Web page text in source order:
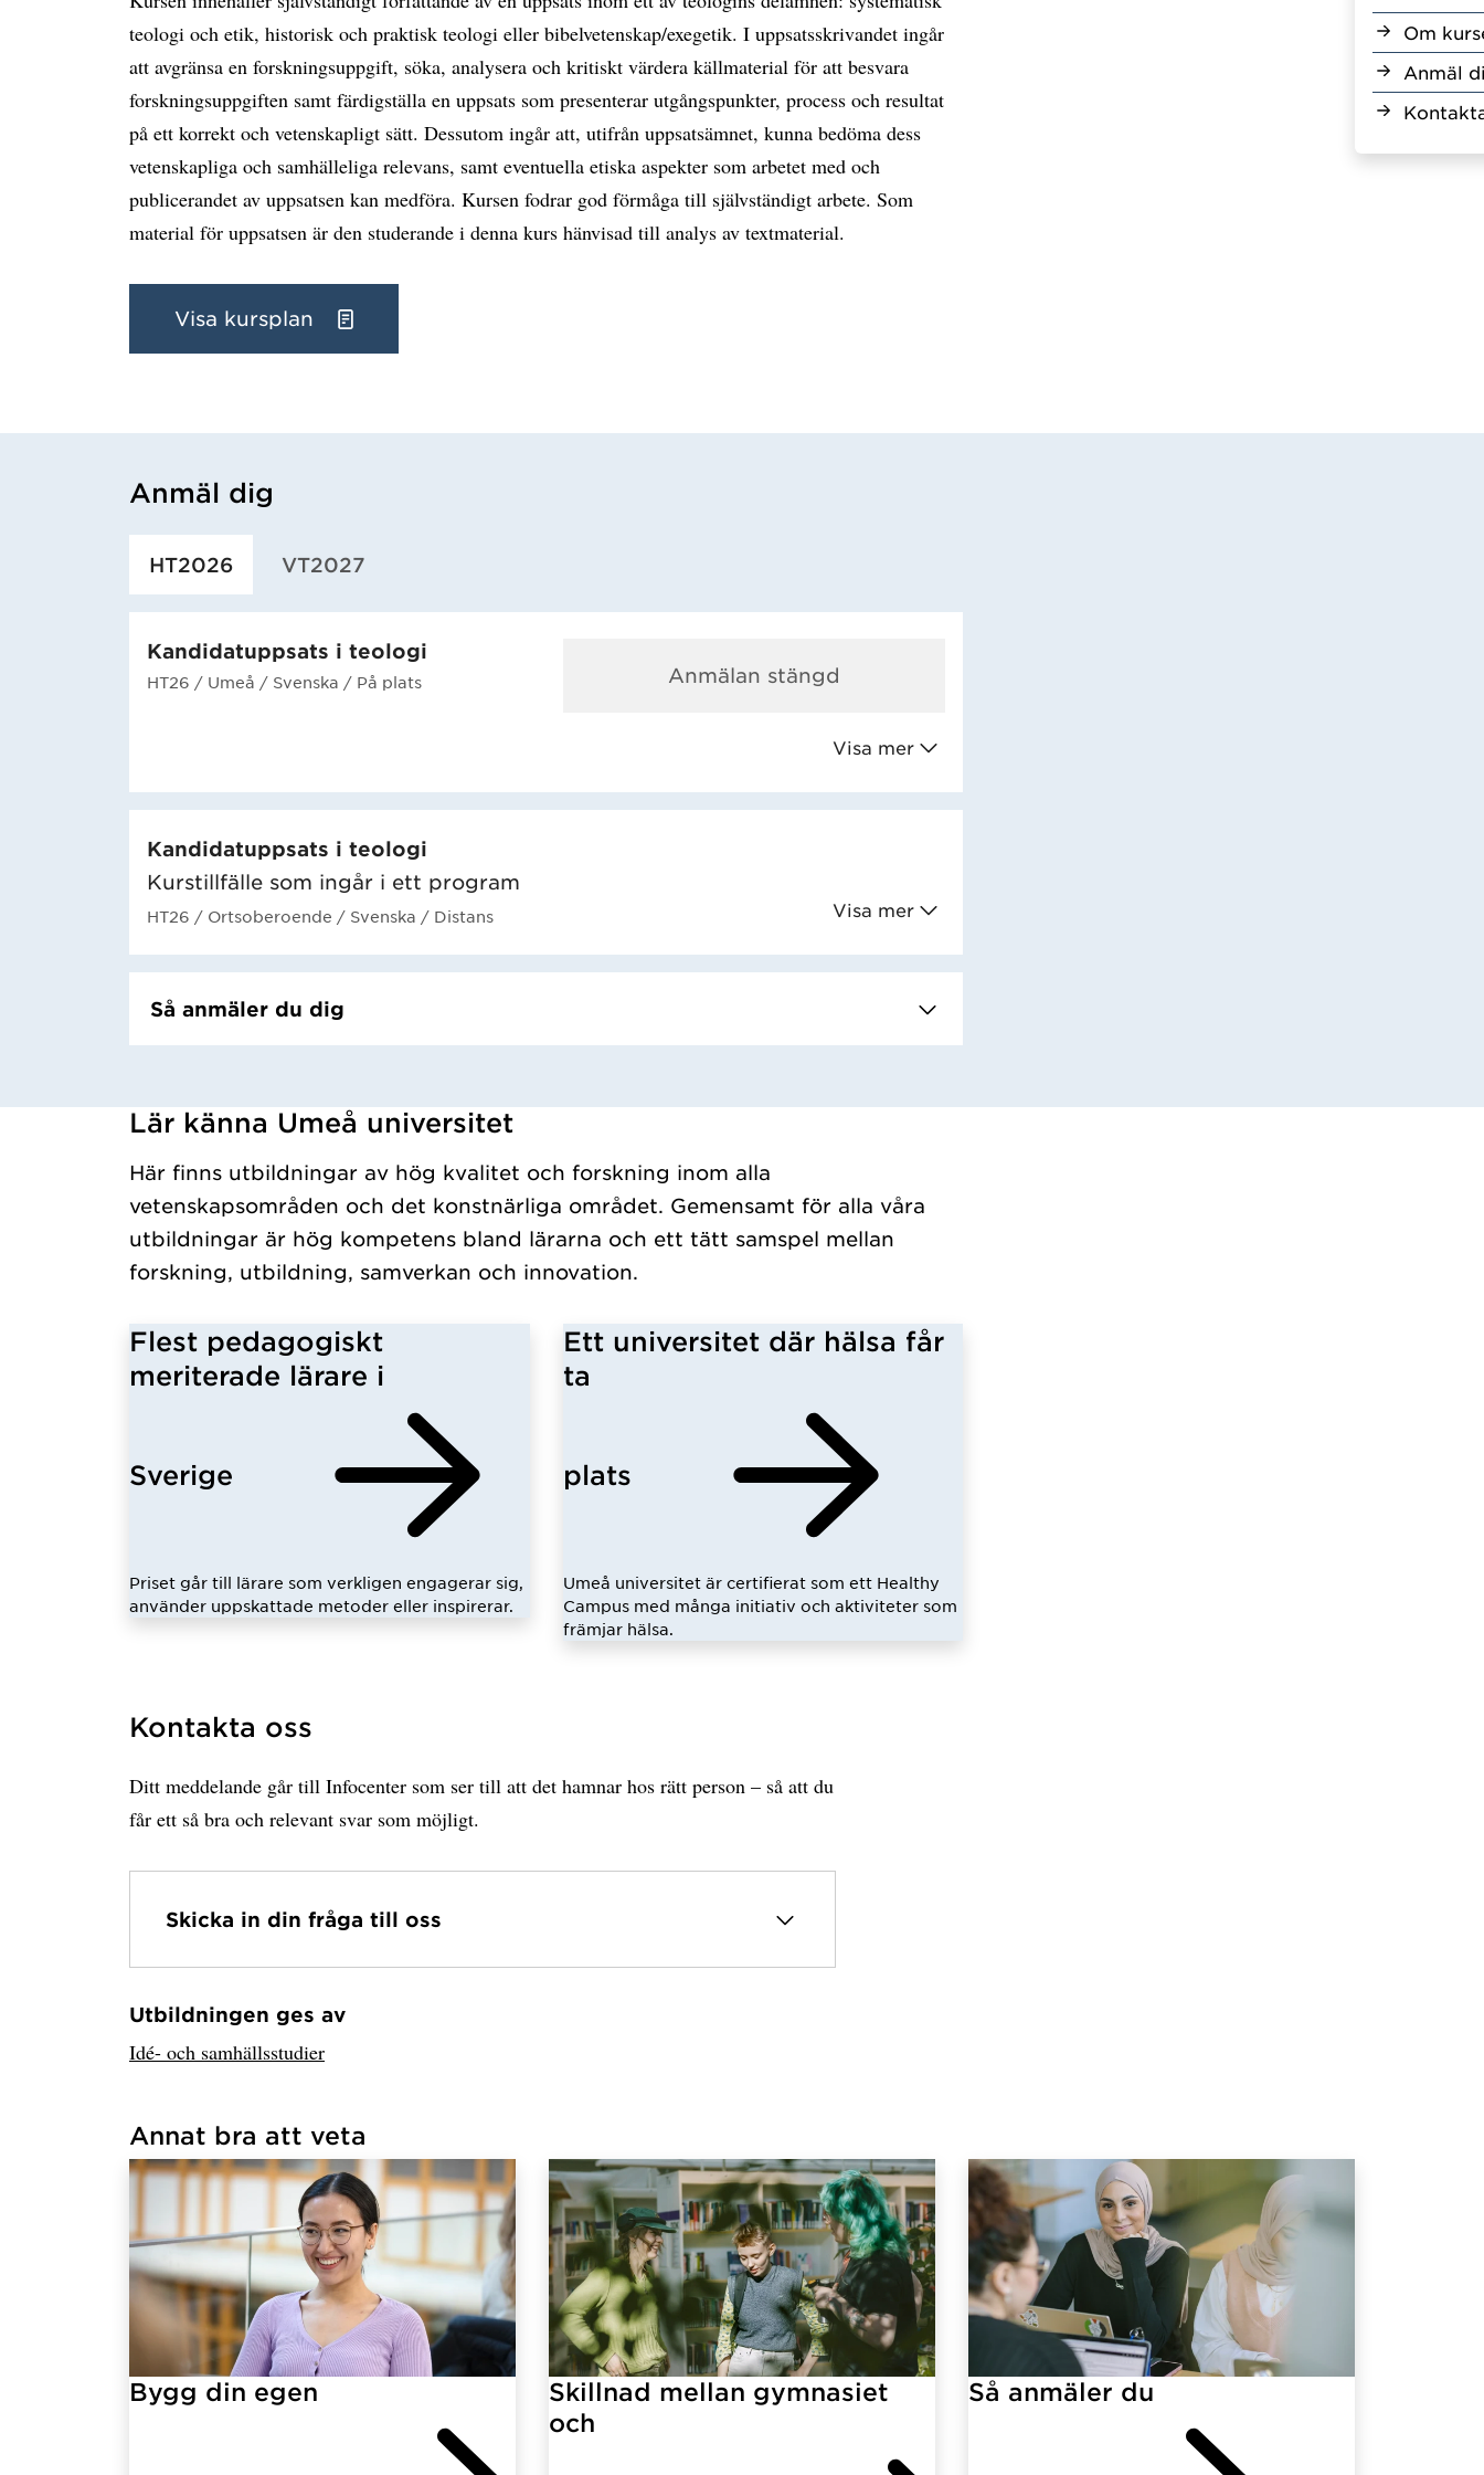
Om
Anmäl
teologi och etik, historisk och praktisk teologi eller bibelvetenskap/exegetik. I uppsatsskrivandet ingår
att avgränsa en forskningsuppgift, söka, analysera och kritiskt värdera källmaterial för att besvara
forskningsuppgiften samt färdigställa en uppsats som presenterar utgångspunkter, process och resultat
på ett korrekt och vetenskapligt sätt. Dessutom ingår att, utifrån uppsatsämnet, kunna bedöma dess
vetenskapliga och samhälleliga relevans, samt eventuella etiska aspekter som arbetet med och
publicerandet av uppsatsen kan medföra. Kursen fodrar god förmåga till självständigt arbete. Som
material för uppsatsen är den studerande i denna kurs hänvisad till analys av textmaterial.
Visa kursplan
Anmäl dig
HT2026 VT2027
Kandidatuppsats i teologi
HT26 / Umeå / Svenska / På plats Anmälan stängd
Visa mer
Kandidatuppsats i teologi
Kurstillfälle som ingår i ett program
HT26 / Ortsoberoende / Svenska / Distans Visa mer
Så anmäler du dig
Har hämtat kursochkurspaket.
Lär känna Umeå universitet
Här finns utbildningar av hög kvalitet och forskning inom alla
vetenskapsområden och det konstnärliga området. Gemensamt för alla våra
utbildningar är hög kompetens bland lärarna och ett tätt samspel mellan
forskning, utbildning, samverkan och innovation.
Flest pedagogiskt
meriterade lärare i
Sverige
Priset går till lärare som verkligen engagerar sig,
använder uppskattade metoder eller inspirerar.
Ett universitet där hälsa får
ta
plats
Umeå universitet är certifierat som ett Healthy
Campus med många initiativ och aktiviteter som
främjar hälsa.
Kontakta oss
Ditt meddelande går till Infocenter som ser till att det hamnar hos rätt person – så att du
får ett så bra och relevant svar som möjligt.
Skicka in din fråga till oss
Har hämtat avsändare.
Utbildningen ges av
Idé- och samhällsstudier
hämtat länkar.Annat bra att veta
Bygg din egen
Skillnad mellan gymnasiet
och
Så anmäler du